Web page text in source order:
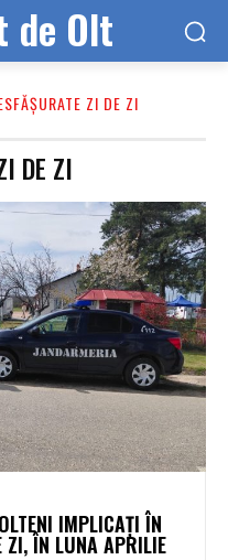
de Olt
ZI DE ZI
DE ZI
IMPLICAȚI ÎN
ZI, ÎN LUNA APRILIE